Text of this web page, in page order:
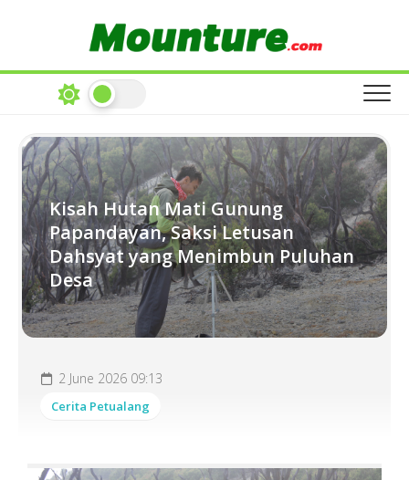
Kisah Hutan Mati Gunung
Papandayan, Saksi Letusan
Dahsyat yang Menimbun Puluhan
Desa
2 June 2026 09:13
Cerita Petualang